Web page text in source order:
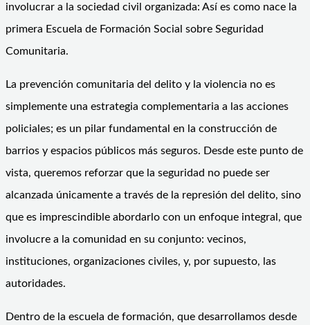
involucrar a la sociedad civil organizada: Así es como nace la
primera Escuela de Formación Social sobre Seguridad
Comunitaria.
La prevención comunitaria del delito y la violencia no es
simplemente una estrategia complementaria a las acciones
policiales; es un pilar fundamental en la construcción de
barrios y espacios públicos más seguros. Desde este punto de
vista, queremos reforzar que la seguridad no puede ser
alcanzada únicamente a través de la represión del delito, sino
que es imprescindible abordarlo con un enfoque integral, que
involucre a la comunidad en su conjunto: vecinos,
instituciones, organizaciones civiles, y, por supuesto, las
autoridades.
Dentro de la escuela de formación, que desarrollamos desde